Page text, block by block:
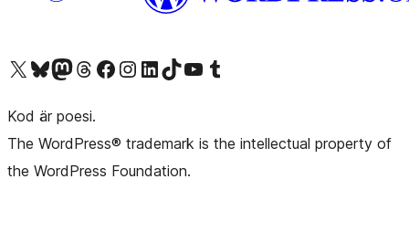
Besök vår X-konto (f.d. Twitter)
Besök vårt Bluesky-konto
Besök vårt Mastodon-konto
Besök vårt Thread-konto
Besök vår Facebook-sidaBesök vårt Instagram-konto
Besök vårt LinkedIn-konto
Besök vårt TikTok-konto
Besök vår YouTube-kanalBesök vårt Tumblr-konto
Kod är poesi.
The WordPress® trademark is the intellectual property of
the WordPress Foundation.